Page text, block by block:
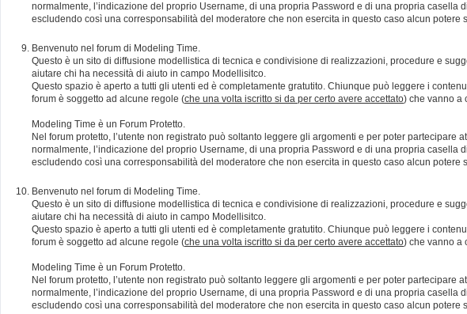
normalmente, l’indicazione del proprio Username, di una propria Password e di una propria
escludendo così una corresponsabilità del moderatore che non esercita in questo caso alcun potere
Benvenuto nel forum di Modeling Time.
Questo è un sito di diffusione modellistica di tecnica e condivisione di realizzazioni, procedure e
aiutare chi ha necessità di aiuto in campo Modellisitco.
Questo spazio è aperto a tutti gli utenti ed è completamente gratutito. Chiunque può leggere i
forum è soggetto ad alcune regole (che una volta iscritto si da per certo avere accettato) che vanno a
Modeling Time è un Forum Protetto.
Nel forum protetto, l’utente non registrato può soltanto leggere gli argomenti e per poter
normalmente, l’indicazione del proprio Username, di una propria Password e di una propria
escludendo così una corresponsabilità del moderatore che non esercita in questo caso alcun potere
Benvenuto nel forum di Modeling Time.
Questo è un sito di diffusione modellistica di tecnica e condivisione di realizzazioni, procedure e
aiutare chi ha necessità di aiuto in campo Modellisitco.
Questo spazio è aperto a tutti gli utenti ed è completamente gratutito. Chiunque può leggere i
forum è soggetto ad alcune regole (che una volta iscritto si da per certo avere accettato) che vanno a
Modeling Time è un Forum Protetto.
Nel forum protetto, l’utente non registrato può soltanto leggere gli argomenti e per poter
normalmente, l’indicazione del proprio Username, di una propria Password e di una propria
escludendo così una corresponsabilità del moderatore che non esercita in questo caso alcun potere